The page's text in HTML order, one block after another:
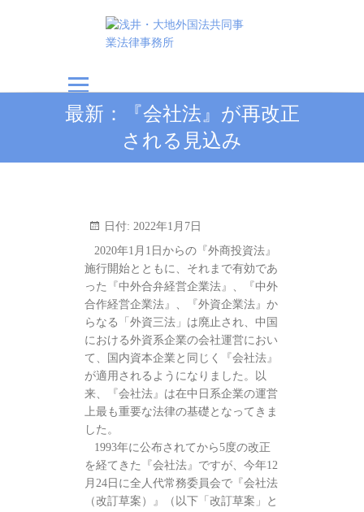
浅井・大地外国法共
同事業法律事務所
最新：『会社法』が再改正
される見込み
日付: 2022年1月7日
2020年1月1日からの『外商投資法』
施行開始とともに、それまで有効であ
った『中外合弁経営企業法』、『中外
合作経営企業法』、『外資企業法』か
らなる「外資三法」は廃止され、中国
における外資系企業の会社運営におい
て、国内資本企業と同じく『会社法』
が適用されるようになりました。以
来、『会社法』は在中日系企業の運営
上最も重要な法律の基礎となってきま
した。
1993年に公布されてから5度の改正
を経てきた『会社法』ですが、今年12
月24日に全人代常務委員会で『会社法
（改訂草案）』（以下「改訂草案」と